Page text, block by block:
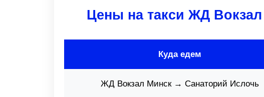
Цены на такси ЖД
Куда едем
ЖД Вокзал Минск → Санаторий Ислочь